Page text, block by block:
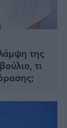
της
τι